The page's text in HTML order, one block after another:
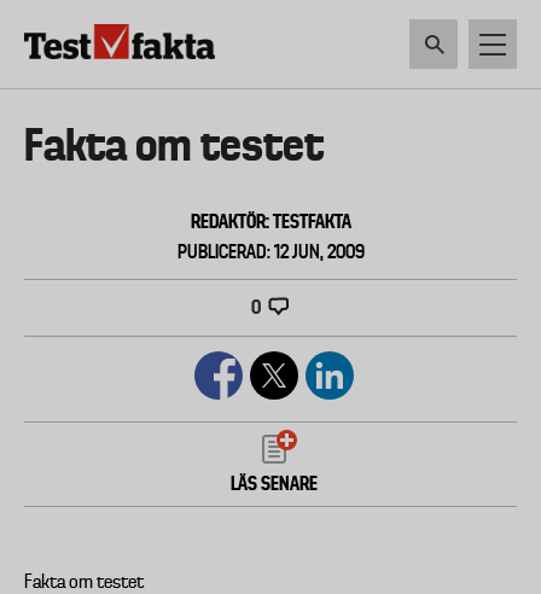
Huvudmeny
ny
Fakta om testet
REDAKTÖR: TESTFAKTA
PUBLICERAD: 12 JUN, 2009
0
LÄS SENARE
Fakta om testet